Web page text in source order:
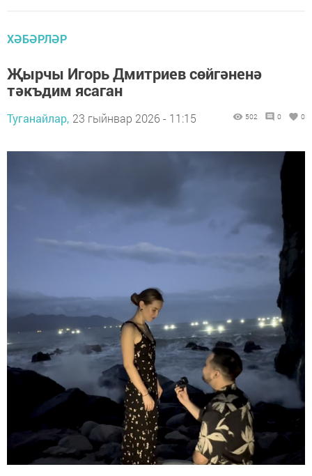
ХӘБӘРЛӘР
Җырчы Игорь Дмитриев сөйгәненә
тәкъдим ясаган
Туганайлар, 23 гыйнвар 2026 - 11:15 502 0 0